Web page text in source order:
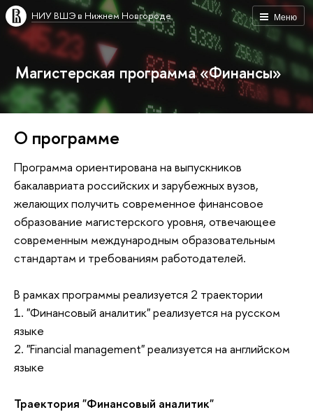
Меню
НИУ ВШЭ в Нижнем Новгороде
Магистерская программа «Финансы»
О программе
Программа ориентирована на выпускников
бакалавриата российских и зарубежных вузов,
желающих получить современное финансовое
образование магистерского уровня, отвечающее
современным международным образовательным
стандартам и требованиям работодателей.
В рамках программы реализуется 2 траектории
1. "Финансовый аналитик" реализуется на русском
языке
2. "Financial management" реализуется на английском
языке
Траектория "Финансовый аналитик"